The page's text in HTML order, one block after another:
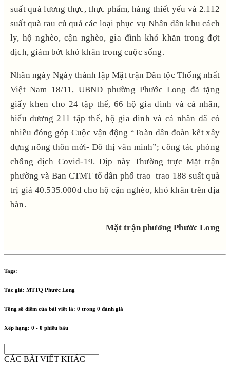
suất quà lương thực, thực phẩm, hàng thiết yếu và 2.112
suất quà rau củ quả các loại phục vụ Nhân dân khu cách
ly, hộ nghèo, cận nghèo, gia đình khó khăn trong đợt
dịch, giảm bớt khó khăn trong cuộc sống.
Nhân ngày Ngày thành lập Mặt trận Dân tộc Thống nhất
Việt Nam 18/11, UBND phường Phước Long đã tặng
giấy khen cho 24 tập thể, 66 hộ gia đình và cá nhân,
biểu dương 211 tập thể, hộ gia đình và cá nhân đã có
nhiều đóng góp Cuộc vận động “Toàn dân đoàn kết xây
dựng nông thôn mới- Đô thị văn minh”; công tác phòng
chống dịch Covid-19. Dịp này Thường trực Mặt trận
phường và Ban CTMT tổ dân phố trao trao 188 suất quà
trị giá 40.535.000đ cho hộ cận nghèo, khó khăn trên địa
bàn.
Mặt trận phường Phước Long
Tags:
Tác giả: MTTQ Phước Long
Tổng số điểm của bài viết là: 0 trong 0 đánh giá
Xếp hạng: 0 - 0 phiếu bầu
CÁC BÀI VIẾT KHÁC